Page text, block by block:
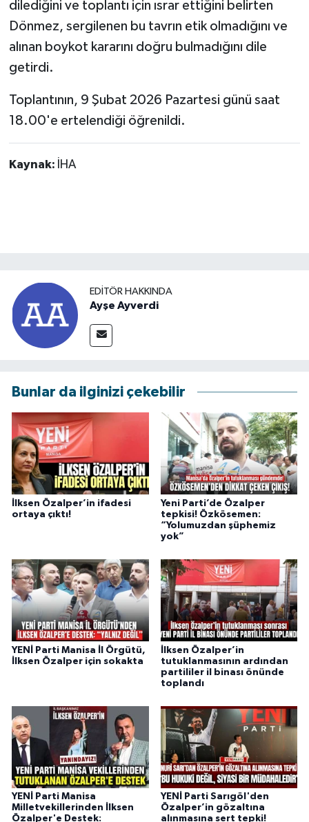
dilediğini ve toplantı için ısrar ettiğini belirten
Dönmez, sergilenen bu tavrın etik olmadığını ve
alınan boykot kararını doğru bulmadığını dile
getirdi.
Toplantının, 9 Şubat 2026 Pazartesi günü saat
18.00'e ertelendiği öğrenildi.
Kaynak: İHA
EDITÖR HAKKINDA
Ayşe Ayverdi
Bunlar da ilginizi çekebilir
İlksen Özalper’in ifadesi
ortaya çıktı!
Yeni Parti’de Özalper
tepkisi! Özkösemen:
“Yolumuzdan şüphemiz
yok”
YENİ Parti Manisa İl Örgütü,
İlksen Özalper için sokakta
İlksen Özalper’in
tutuklanmasının ardından
partililer il binası önünde
toplandı
YENİ Parti Manisa
Milletvekillerinden İlksen
Özalper'e Destek:
YENİ Parti Sarıgöl'den
Özalper’in gözaltına
alınmasına sert tepki!